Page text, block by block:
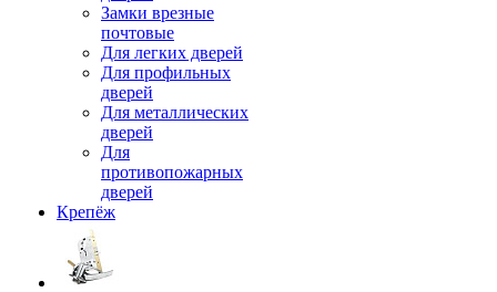
Замки врезные
почтовые
Для легких дверей
Для профильных
дверей
Для металлических
дверей
Для
противопожарных
дверей
Крепёж